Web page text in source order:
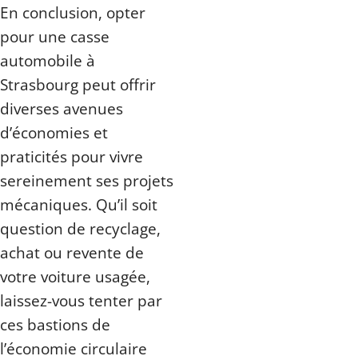
En conclusion, opter
pour une casse
automobile à
Strasbourg peut offrir
diverses avenues
d’économies et
praticités pour vivre
sereinement ses projets
mécaniques. Qu’il soit
question de recyclage,
achat ou revente de
votre voiture usagée,
laissez-vous tenter par
ces bastions de
l’économie circulaire